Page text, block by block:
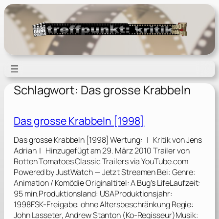
Zum
Inhalt
springen
Schlagwort: Das grosse Krabbeln
Das grosse Krabbeln [1998]
Das grosse Krabbeln [1998] Wertung: | Kritik von Jens
Adrian | Hinzugefügt am 29. März 2010 Trailer von
Rotten Tomatoes Classic Trailers via YouTube.com
Powered by JustWatch — Jetzt Streamen Bei: Genre:
Animation / Komödie Originaltitel: A Bug’s LifeLaufzeit:
95 min.Produktionsland: USAProduktionsjahr:
1998FSK-Freigabe: ohne Altersbeschränkung Regie:
John Lasseter, Andrew Stanton (Ko-Regisseur)Musik: